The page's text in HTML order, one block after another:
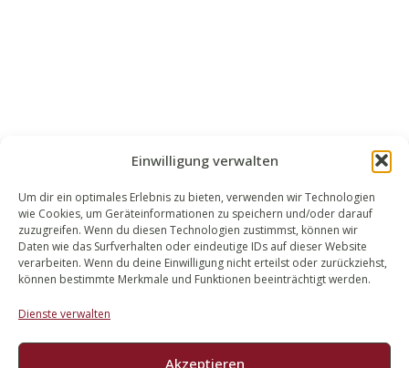
Einwilligung verwalten
Um dir ein optimales Erlebnis zu bieten, verwenden wir Technologien
wie Cookies, um Geräteinformationen zu speichern und/oder darauf
zuzugreifen. Wenn du diesen Technologien zustimmst, können wir
Daten wie das Surfverhalten oder eindeutige IDs auf dieser Website
verarbeiten. Wenn du deine Einwilligung nicht erteilst oder zurückziehst,
können bestimmte Merkmale und Funktionen beeinträchtigt werden.
Dienste verwalten
Akzeptieren
WALEK RECHTSANWÄLT​​E
Bachstraße 13
56727 Mayen
02651 98 900
info@walek-rechtsanwaelte.de